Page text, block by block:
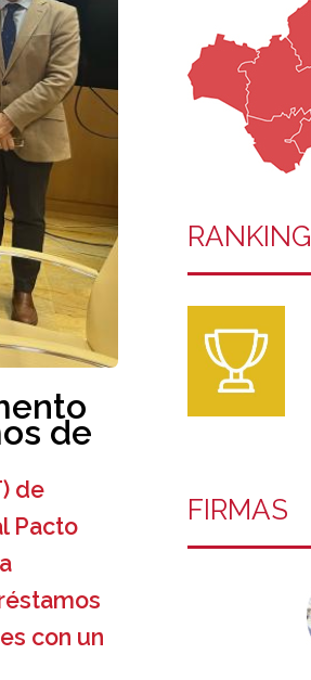
de
de
Pacto
con un
RANKING
FIRMAS